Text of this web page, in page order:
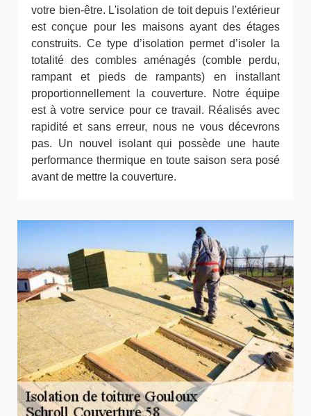
votre bien-être. L'isolation de toit depuis l'extérieur
est conçue pour les maisons ayant des étages
construits. Ce type d’isolation permet d’isoler la
totalité des combles aménagés (comble perdu,
rampant et pieds de rampants) en installant
proportionnellement la couverture. Notre équipe
est à votre service pour ce travail. Réalisés avec
rapidité et sans erreur, nous ne vous décevrons
pas. Un nouvel isolant qui possède une haute
performance thermique en toute saison sera posé
avant de mettre la couverture.